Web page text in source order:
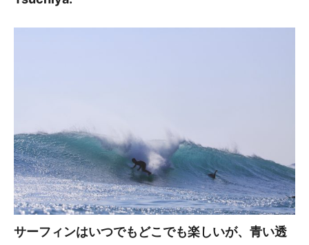
サーフィンはいつでもどこでも楽しいが、青い透